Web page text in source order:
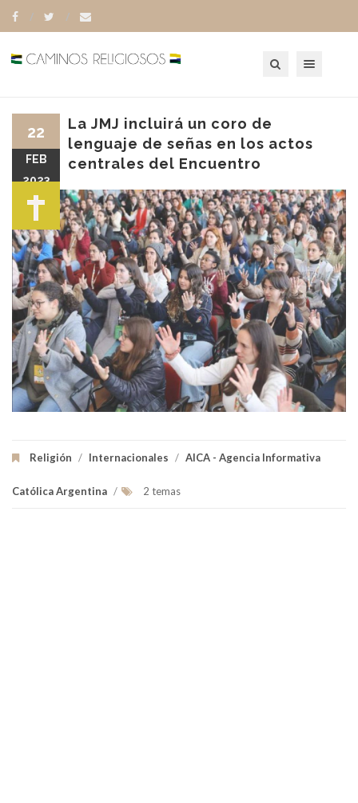
La JMJ incluirá un coro de
lenguaje de señas en los actos
centrales del Encuentro
Religión / Internacionales / AICA - Agencia Informativa
Católica Argentina / 2 temas
22
FEB
2023